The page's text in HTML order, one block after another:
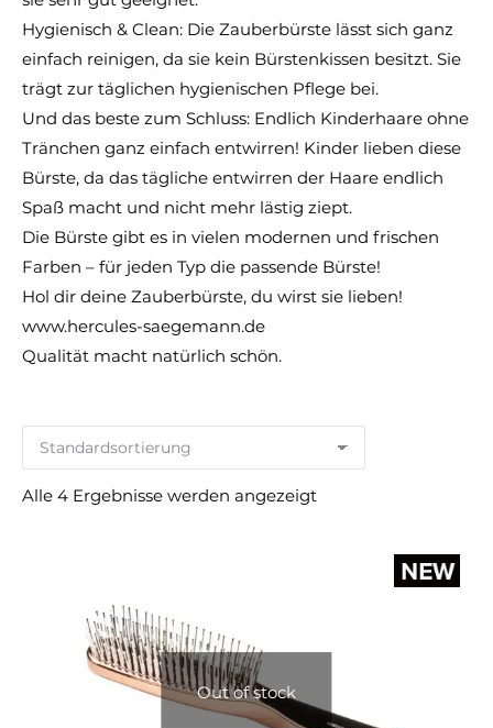
Hygienisch & Clean: Die Zauberbürste lässt sich ganz
einfach reinigen, da sie kein Bürstenkissen besitzt. Sie
trägt zur täglichen hygienischen Pflege bei.
Und das beste zum Schluss: Endlich Kinderhaare ohne
Tränchen ganz einfach entwirren! Kinder lieben diese
Bürste, da das tägliche entwirren der Haare endlich
Spaß macht und nicht mehr lästig ziept.
Die Bürste gibt es in vielen modernen und frischen
Farben – für jeden Typ die passende Bürste!
Hol dir deine Zauberbürste, du wirst sie lieben!
www.hercules-saegemann.de
Qualität macht natürlich schön.
Alle 4 Ergebnisse werden angezeigt
Out of stock